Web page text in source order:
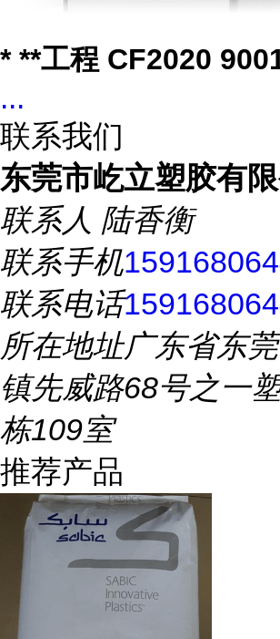
* **工程 CF2020
...
联系我们
东莞市屹立塑胶有
联系人 陆香衡
联系手机
联系电话
所在地址广东省东
镇先威路68号之一
栋109室
推荐产品